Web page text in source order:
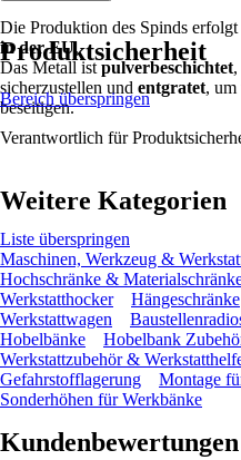
Die Produktion des Spinds erfolgt
in der EU.
Das Metall ist pulverbeschichtet
sicherzustellen und entgratet, um
beseitigen.
Produktsicherheit
Bereich überspringen
Verantwortlich für
Weitere Kategorien
Liste überspringen
Maschinen, Werkzeug &
Hochschränke &
Werkstatthocker
Hängeschränke
Werkstattwagen
Hobelbänke
Hobelbank
Werkstattzubehör &
Gefahrstofflagerung
Montage
Sonderhöhen für Werkbänke
Kundenbewertungen